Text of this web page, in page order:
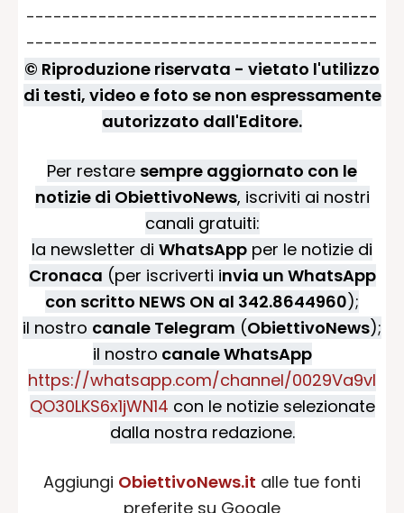
---------------------------------------
---------------------------------------
© Riproduzione riservata - vietato l'utilizzo
di testi, video e foto se non espressamente
autorizzato dall'Editore.
Per restare sempre aggiornato con le
notizie di ObiettivoNews, iscriviti ai nostri
canali gratuiti:
la newsletter di WhatsApp per le notizie di
Cronaca (per iscriverti invia un WhatsApp
con scritto NEWS ON al 342.8644960);
il nostro canale Telegram (ObiettivoNews);
il nostro canale WhatsApp
https://whatsapp.com/channel/0029Va9vI
QO30LKS6x1jWN14 con le notizie selezionate
dalla nostra redazione.
Aggiungi ObiettivoNews.it alle tue fonti
preferite su Google